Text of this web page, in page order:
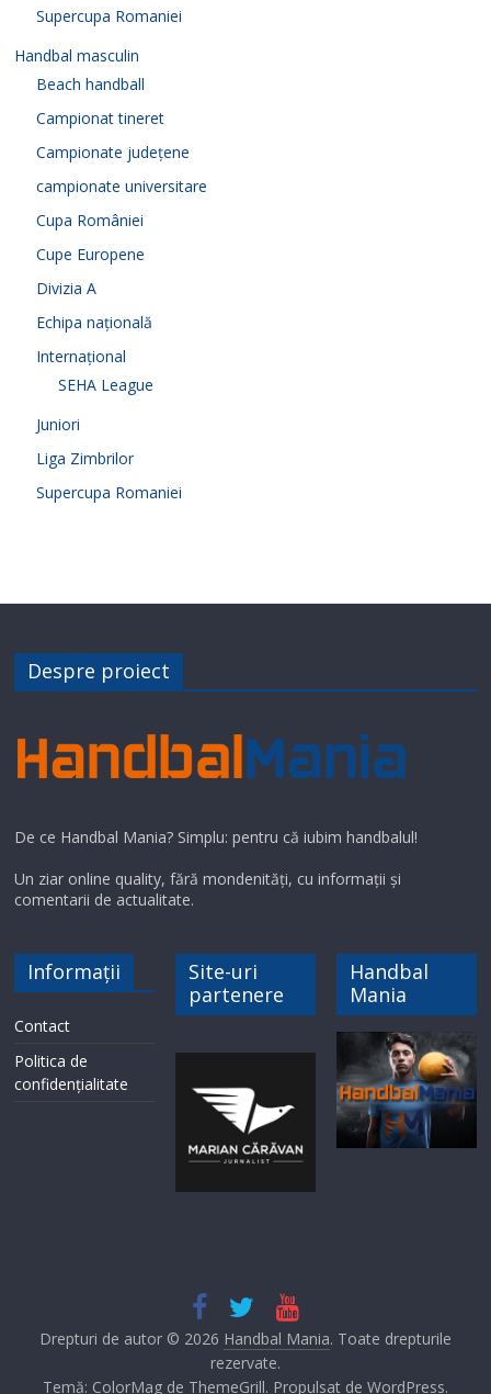
Supercupa Romaniei
Handbal masculin
Beach handball
Campionat tineret
Campionate județene
campionate universitare
Cupa României
Cupe Europene
Divizia A
Echipa națională
Internațional
SEHA League
Juniori
Liga Zimbrilor
Supercupa Romaniei
Despre proiect
De ce Handbal Mania? Simplu: pentru că iubim handbalul!
Un ziar online quality, fără mondenități, cu informații și
comentarii de actualitate.
Informații
Contact
Politica de
confidențialitate
Site-uri
partenere
Handbal
Mania
Drepturi de autor © 2026 Handbal Mania. Toate drepturile
rezervate.
Temă: ColorMag de ThemeGrill. Propulsat de WordPress.